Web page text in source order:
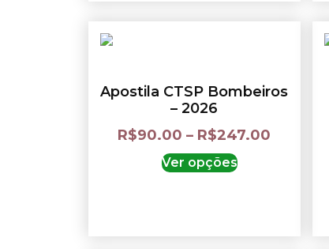
Apostila CTSP Bombeiros
– 2026
R$90.00 – R$247.00
Ver opções